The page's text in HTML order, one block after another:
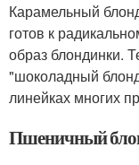
Карамельный
готов к
образ блондинки.
"шоколадный
линейках многих
Пшеничный